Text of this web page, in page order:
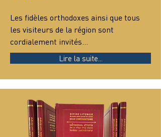
Les fidèles orthodoxes ainsi que tous
les visiteurs de la région sont
cordialement invités…
Lire la suite...